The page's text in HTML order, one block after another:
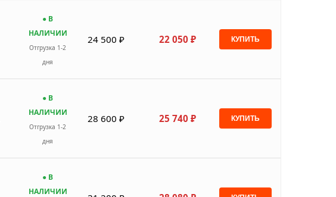
● В
НАЛИЧИИ
Отгрузка 1-2
дня
24 500 ₽ 22 050 ₽ КУПИТЬ
● В
НАЛИЧИИ
Отгрузка 1-2
дня
28 600 ₽ 25 740 ₽ КУПИТЬ
● В
НАЛИЧИИ